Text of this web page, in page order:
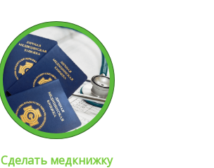
Сделать медкнижку